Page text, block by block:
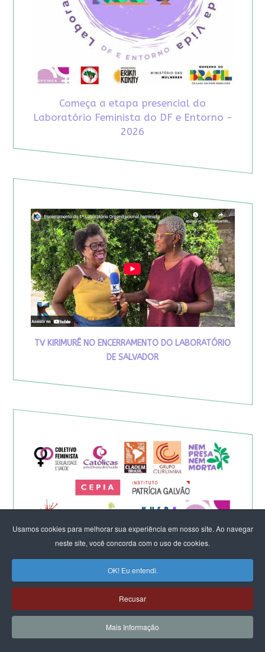
Usamos cookies para melhorar sua experiência em nosso site. Ao navegar
neste site, você concorda com o uso de cookies.
OK! Eu entendi.
Recusar
Mais Informação
Começa a etapa presencial do
Laboratório Feminista do DF e Entorno -
2026
TV KIRIMURÊ NO ENCERRAMENTO DO LABORATÓRIO
DE SALVADOR
Eleição de Erika Hilton para
presidente da Comissão da
Mulher é um fato importante
para a democracia